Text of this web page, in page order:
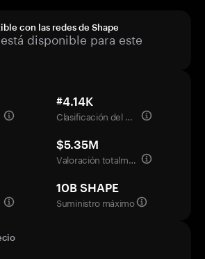
con las redes de Shape
disponible para este
#4.14K
Clasificación del mercado
$5.35M
Valoración totalmente diluida
10B SHAPE
Suministro máximo